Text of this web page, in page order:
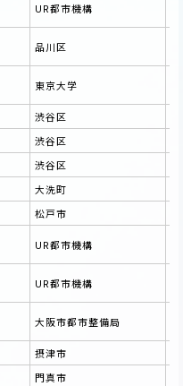
UR都市機構
品川区
東京大学
渋谷区
渋谷区
渋谷区
大洗町
松戸市
UR都市機構
UR都市機構
大阪市都市整備局
摂津市
門真市